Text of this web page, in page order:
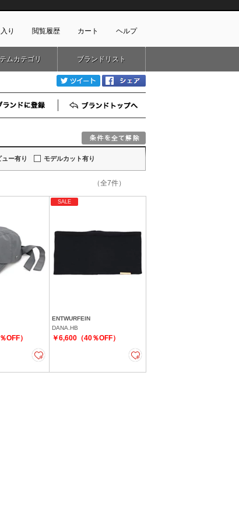
り 閲覧履歴 カート
品がありません
ヘルプ
ショッピングガイド
配送・送料について
会員特典のご案内
初めてのお客様
よくあるご質問
お問合せ
ブランドリスト
ムカテゴリ
お気に入りブランド登録
ュー有り モデルカット有り
（全7件）
OFF）
SALE
ENTWURFEIN
DANA.HB
￥6,600（40％OFF）